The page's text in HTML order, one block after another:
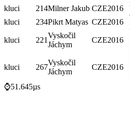
kluci
214Milner Jakub CZE2016
kluci
234Pikrt Matyas CZE2016
kluci 221
Vyskočil
Jáchym
CZE2016
kluci 267
Vyskočil
Jáchym
CZE2016
⌚51.645µs